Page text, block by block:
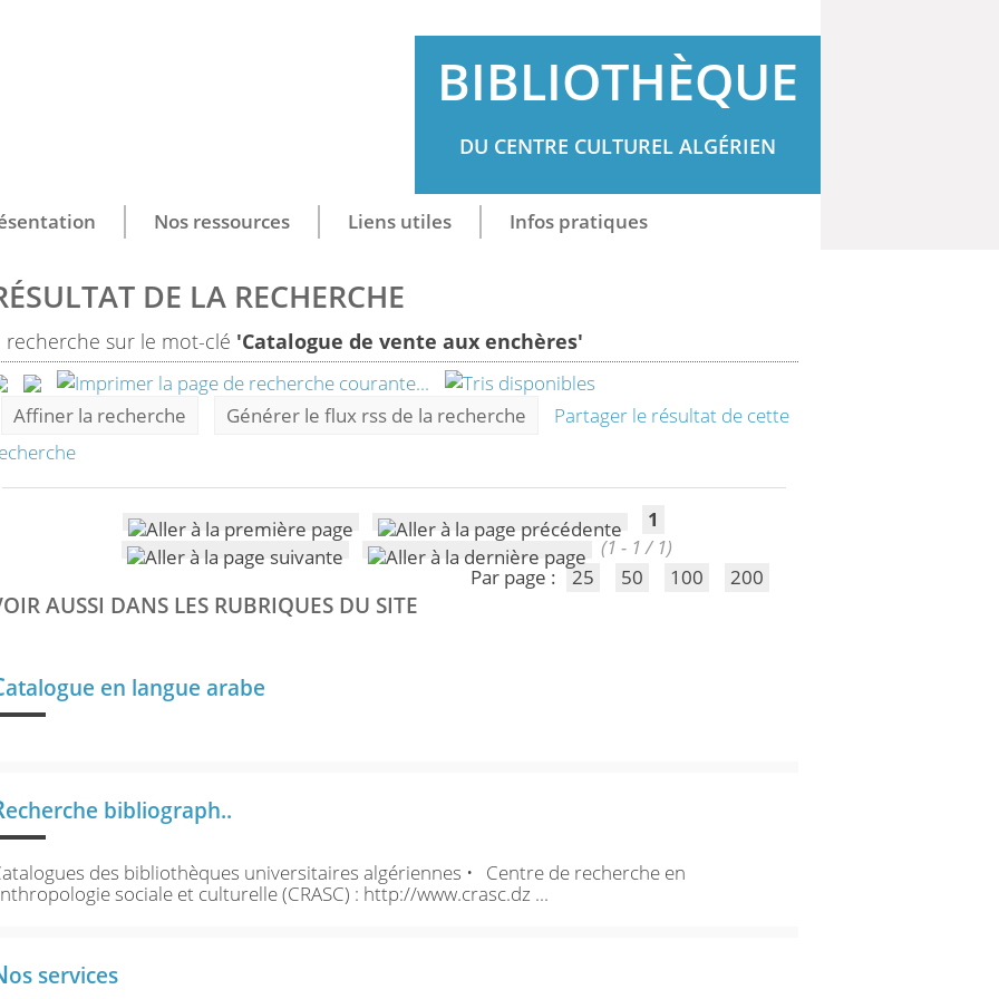
BIBLIOTHÈQUE
DU CENTRE CULTUREL ALGÉRIEN
Nos ressources Liens utiles Infos pratiques
DE LA RECHERCHE
recherche sur le mot-clé 'Catalogue de vente aux enchères'
Affiner la recherche Générer le flux rss de la recherche
Partager le résultat de cette
1
(1 - 1 / 1)
Par page :
25 50 100 200
AUSSI DANS LES RUBRIQUES DU SITE
atalogue en langue arabe
echerche bibliograph..
des bibliothèques universitaires algériennes • Centre de recherche en
sociale et culturelle (CRASC) : http://www.crasc.dz ...
os services